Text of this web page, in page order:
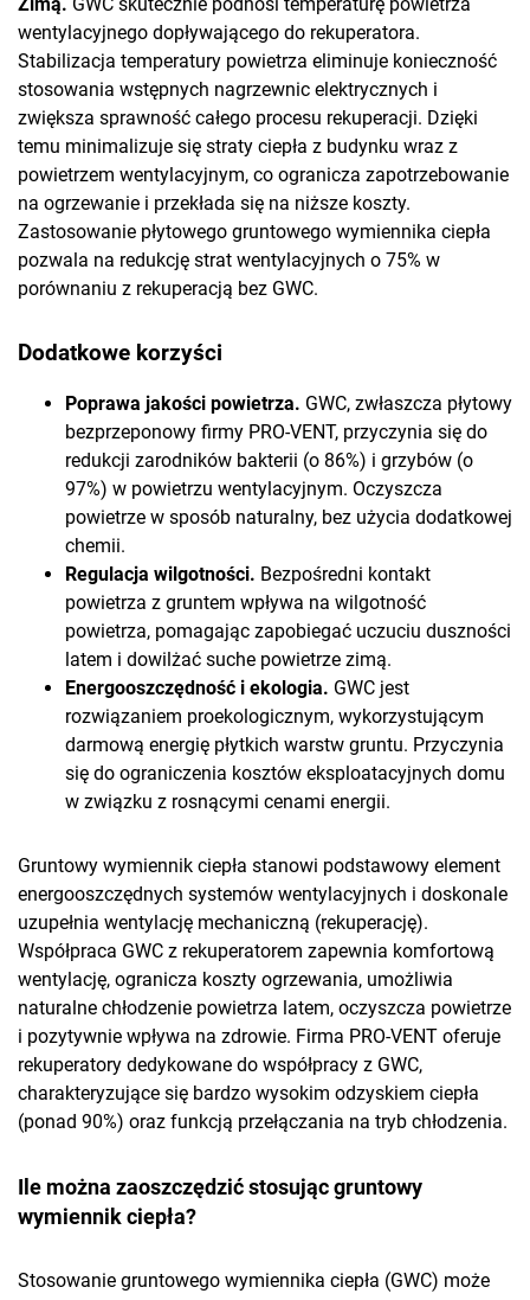
Zimą. GWC skutecznie podnosi temperaturę powietrza
wentylacyjnego dopływającego do rekuperatora.
Stabilizacja temperatury powietrza eliminuje konieczność
stosowania wstępnych nagrzewnic elektrycznych i
zwiększa sprawność całego procesu rekuperacji. Dzięki
temu minimalizuje się straty ciepła z budynku wraz z
powietrzem wentylacyjnym, co ogranicza zapotrzebowanie
na ogrzewanie i przekłada się na niższe koszty.
Zastosowanie płytowego gruntowego wymiennika ciepła
pozwala na redukcję strat wentylacyjnych o 75% w
porównaniu z rekuperacją bez GWC.
Dodatkowe korzyści
Poprawa jakości powietrza. GWC, zwłaszcza płytowy
bezprzeponowy firmy PRO-VENT, przyczynia się do
redukcji zarodników bakterii (o 86%) i grzybów (o
97%) w powietrzu wentylacyjnym. Oczyszcza
powietrze w sposób naturalny, bez użycia dodatkowej
chemii.
Regulacja wilgotności. Bezpośredni kontakt
powietrza z gruntem wpływa na wilgotność
powietrza, pomagając zapobiegać uczuciu duszności
latem i dowilżać suche powietrze zimą.
Energooszczędność i ekologia. GWC jest
rozwiązaniem proekologicznym, wykorzystującym
darmową energię płytkich warstw gruntu. Przyczynia
się do ograniczenia kosztów eksploatacyjnych domu
w związku z rosnącymi cenami energii.
Gruntowy wymiennik ciepła stanowi podstawowy element
energooszczędnych systemów wentylacyjnych i doskonale
uzupełnia wentylację mechaniczną (rekuperację).
Współpraca GWC z rekuperatorem zapewnia komfortową
wentylację, ogranicza koszty ogrzewania, umożliwia
naturalne chłodzenie powietrza latem, oczyszcza powietrze
i pozytywnie wpływa na zdrowie. Firma PRO-VENT oferuje
rekuperatory dedykowane do współpracy z GWC,
charakteryzujące się bardzo wysokim odzyskiem ciepła
(ponad 90%) oraz funkcją przełączania na tryb chłodzenia.
Ile można zaoszczędzić stosując gruntowy
wymiennik ciepła?
Stosowanie gruntowego wymiennika ciepła (GWC) może